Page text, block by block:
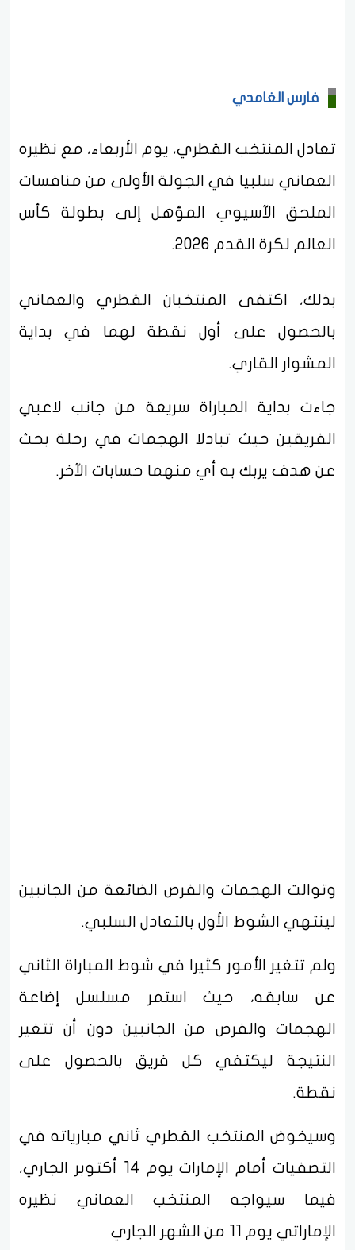
فارس الغامدي
تعادل المنتخب القطري، يوم الأربعاء، مع نظيره
العماني سلبيا في الجولة الأولى من منافسات
الملحق الآسيوي المؤهل إلى بطولة كأس
العالم لكرة القدم 2026.
بذلك، اكتفى المنتخبان القطري والعماني
بالحصول على أول نقطة لهما في بداية
المشوار القاري.
جاءت بداية المباراة سريعة من جانب لاعبي
الفريقين حيث تبادلا الهجمات في رحلة بحث
عن هدف يربك به أي منهما حسابات الآخر.
وتوالت الهجمات والفرص الضائعة من الجانبين
لينتهي الشوط الأول بالتعادل السلبي.
ولم تتغير الأمور كثيرا في شوط المباراة الثاني
عن سابقه، حيث استمر مسلسل إضاعة
الهجمات والفرص من الجانبين دون أن تتغير
النتيجة ليكتفي كل فريق بالحصول على
نقطة.
وسيخوض المنتخب القطري ثاني مبارياته في
التصفيات أمام الإمارات يوم 14 أكتوبر الجاري،
فيما سيواجه المنتخب العماني نظيره
الإماراتي يوم 11 من الشهر الجاري